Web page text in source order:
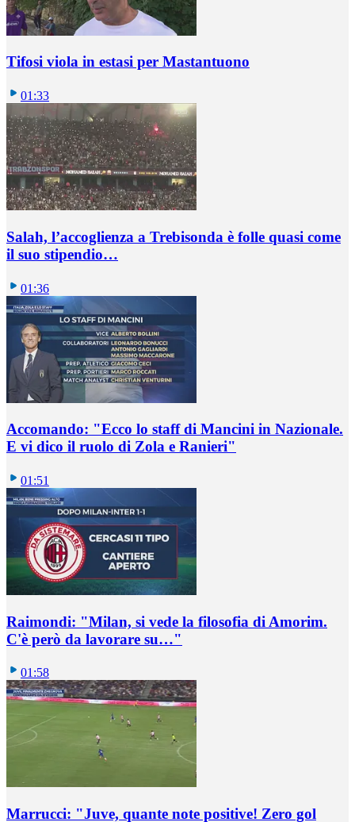
Tifosi viola in estasi per Mastantuono
01:33
Salah, l’accoglienza a Trebisonda è folle quasi come
il suo stipendio…
01:36
Accomando: "Ecco lo staff di Mancini in Nazionale.
E vi dico il ruolo di Zola e Ranieri"
01:51
Raimondi: "Milan, si vede la filosofia di Amorim.
C'è però da lavorare su…"
01:58
Marrucci: "Juve, quante note positive! Zero gol